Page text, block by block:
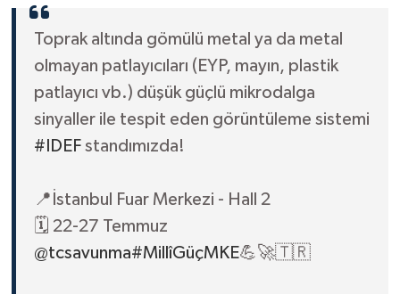
Toprak altında gömülü metal ya da metal
olmayan patlayıcıları (EYP, mayın, plastik
patlayıcı vb.) düşük güçlü mikrodalga
sinyaller ile tespit eden görüntüleme sistemi
#IDEFstandımızda!
📍İstanbul Fuar Merkezi - Hall 2
🗓️ 22-27 Temmuz
@tcsavunma#MillîGüçMKE💪🚀🇹🇷